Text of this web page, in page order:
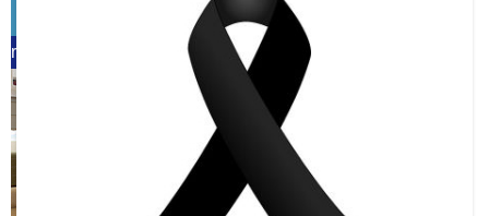
word vrijwilliger (1)
refreshed webdesign putten